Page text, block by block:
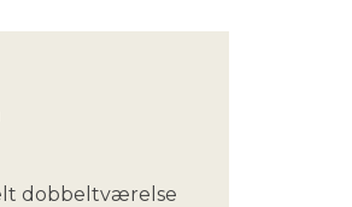
dobbeltværelse